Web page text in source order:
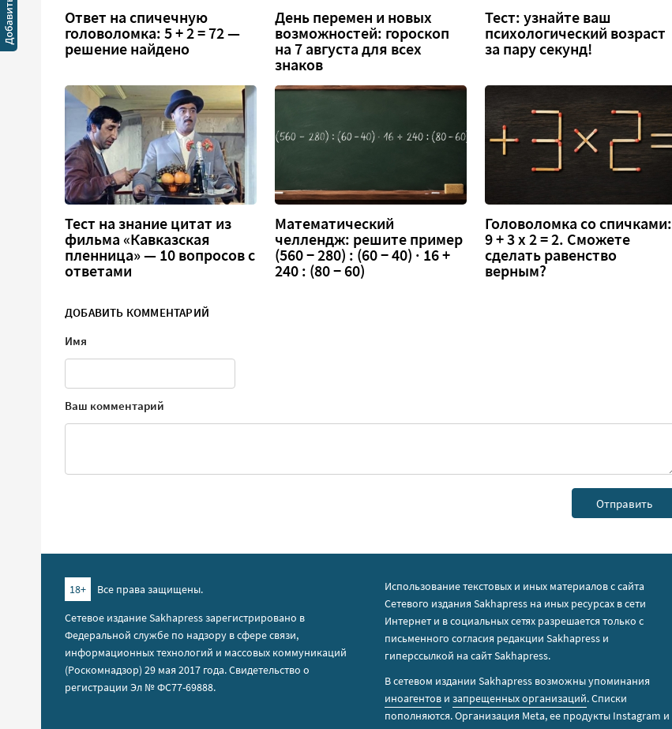
Ответ на спичечную
головоломка: 5 + 2 = 72 —
решение найдено
День перемен и новых
возможностей: гороскоп
на 7 августа для всех
знаков
Тест: узнайте ваш
психологический возраст
за пару секунд!
Тест на знание цитат из
фильма «Кавказская
пленница» — 10 вопросов с
ответами
Математический
челлендж: решите пример
(560 − 280) : (60 − 40) · 16 +
240 : (80 − 60)
Головоломка со спичками:
9 + 3 х 2 = 2. Сможете
сделать равенство
верным?
ДОБАВИТЬ КОММЕНТАРИЙ
Имя
Ваш комментарий
18+
Все права защищены.
Сетевое издание Sakhapress зарегистрировано в
Федеральной службе по надзору в сфере связи,
информационных технологий и массовых коммуникаций
(Роскомнадзор) 29 мая 2017 года. Свидетельство о
регистрации Эл № ФС77-69888.
Использование текстовых и иных материалов с сайта
Сетевого издания Sakhapress на иных ресурсах в сети
Интернет и в социальных сетях разрешается только с
письменного согласия редакции Sakhapress и
гиперссылкой на сайт Sakhapress.
В сетевом издании Sakhapress возможны упоминания
иноагентов изапрещенных организаций. Списки
пополняются. Организация Metа, ее продукты Instagram и